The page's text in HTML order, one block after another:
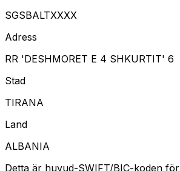
SGSBALTXXXX
Adress
RR 'DESHMORET E 4 SHKURTIT' 6
Stad
TIRANA
Land
ALBANIA
Detta är huvud-SWIFT/BIC-koden för